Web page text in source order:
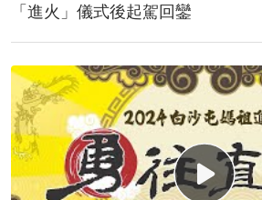
「進火」儀式後起駕回鑾